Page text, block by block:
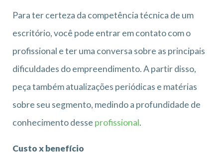
Para ter certeza da competência técnica de um
escritório, você pode entrar em contato com o
profissional e ter uma conversa sobre as principais
dificuldades do empreendimento. A partir disso,
peça também atualizações periódicas e matérias
sobre seu segmento, medindo a profundidade de
conhecimento desse profissional.
Custo x benefício